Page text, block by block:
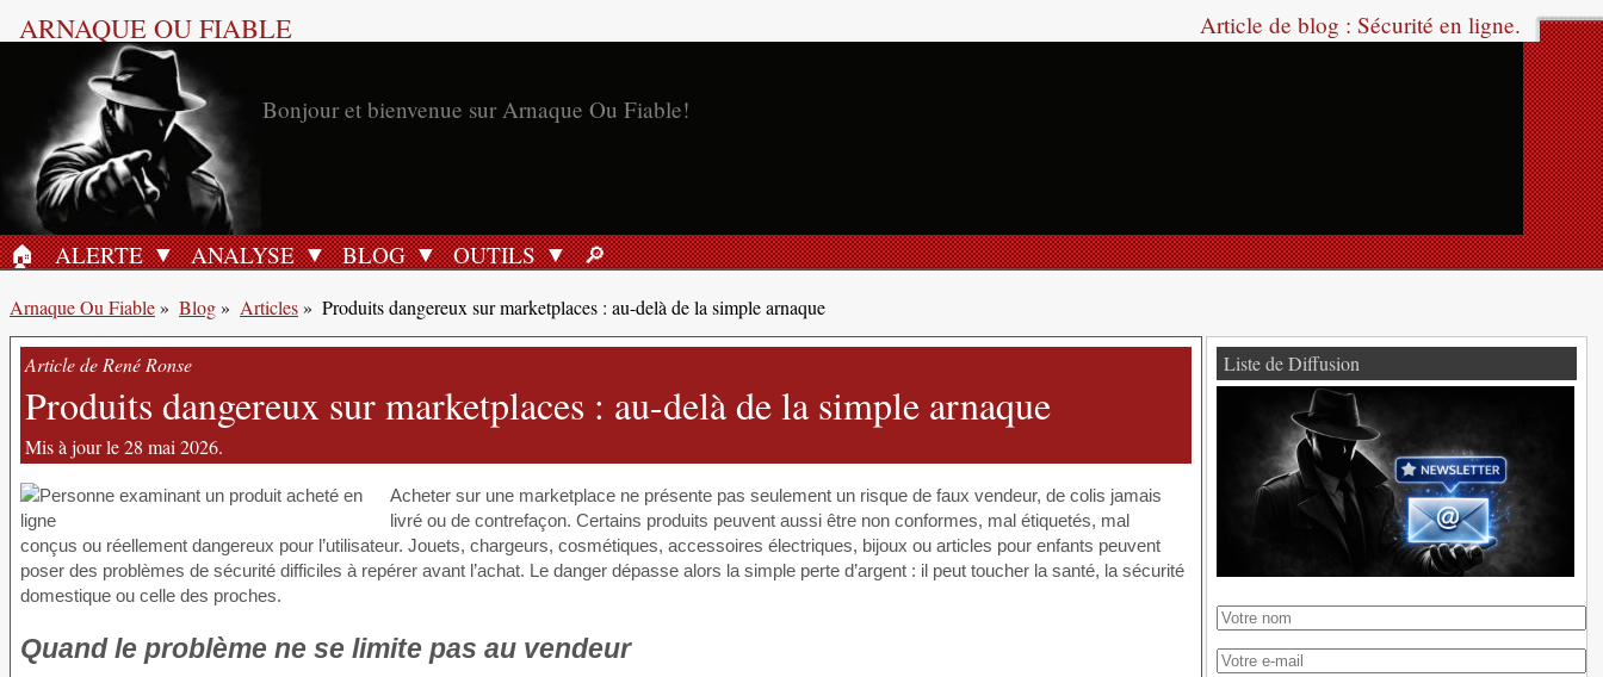
ARNAQUE OU FIABLE Article de blog : Sécurité en ligne.
Bonjour et bienvenue sur Arnaque Ou Fiable!
ACCUEIL
🏠︎ ALERTE ANALYSE BLOG OUTILS RECHERCHER
🔎︎
Arnaque Ou Fiable» Blog» Articles» Produits dangereux sur marketplaces : au-delà de la simple arnaque
Article de René Ronse
Produits dangereux sur marketplaces : au-delà de la simple arnaque
Mis à jour le 28 mai 2026.
Acheter sur une marketplace ne présente pas seulement un risque de faux vendeur, de colis jamais
livré ou de contrefaçon. Certains produits peuvent aussi être non conformes, mal étiquetés, mal
conçus ou réellement dangereux pour l’utilisateur. Jouets, chargeurs, cosmétiques, accessoires électriques, bijoux ou articles pour enfants peuvent
poser des problèmes de sécurité difficiles à repérer avant l’achat. Le danger dépasse alors la simple perte d’argent : il peut toucher la santé, la sécurité
domestique ou celle des proches.
Quand le problème ne se limite pas au vendeur
Liste de Diffusion